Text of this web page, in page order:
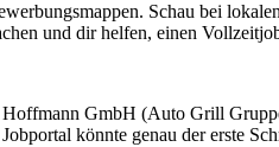
Schau bei
und dir helfen, einen
GmbH (Auto Grill
könnte genau der erste